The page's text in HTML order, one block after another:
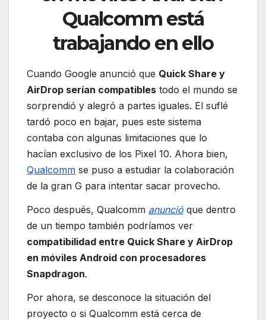
Qualcomm está
trabajando en ello
Cuando Google anunció que Quick Share y
AirDrop serían compatibles todo el mundo se
sorprendió y alegró a partes iguales. El suflé
tardó poco en bajar, pues este sistema
contaba con algunas limitaciones que lo
hacían exclusivo de los Pixel 10. Ahora bien,
Qualcomm se puso a estudiar la colaboración
de la gran G para intentar sacar provecho.
Poco después, Qualcomm anunció que dentro
de un tiempo también podríamos ver
compatibilidad entre Quick Share y AirDrop
en móviles Android con procesadores
Snapdragon.
Por ahora, se desconoce la situación del
proyecto o si Qualcomm está cerca de